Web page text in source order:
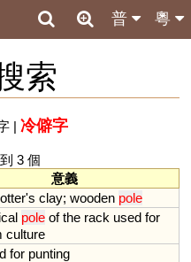
粵
普
索
| 冷僻字
3 個
意義
's clay; wooden pole
pole of the rack used for
culture
for punting